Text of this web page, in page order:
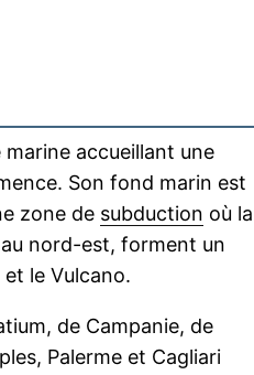
accueillant une
Son fond marin est
zone de subduction où la
au nord-est, forment un
le Vulcano.
de Campanie, de
Palerme et Cagliari